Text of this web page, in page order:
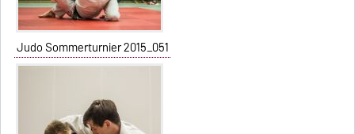
Judo Sommerturnier 2015_051